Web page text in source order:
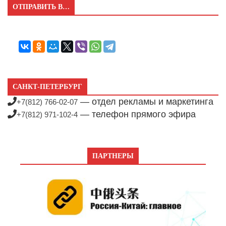
ОТПРАВИТЬ В…
САНКТ-ПЕТЕРБУРГ
+7(812) 766-02-07 — отдел рекламы и маркетинга
+7(812) 971-102-4 — телефон прямого эфира
ПАРТНЕРЫ